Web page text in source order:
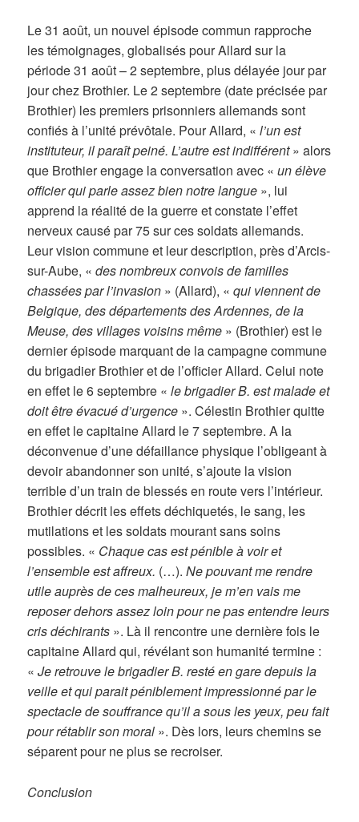
Le 31 août, un nouvel épisode commun rapproche
les témoignages, globalisés pour Allard sur la
période 31 août – 2 septembre, plus délayée jour par
jour chez Brothier. Le 2 septembre (date précisée par
Brothier) les premiers prisonniers allemands sont
confiés à l’unité prévôtale. Pour Allard, « l’un est
instituteur, il paraît peiné. L’autre est indifférent» alors
que Brothier engage la conversation avec «un élève
officier qui parle assez bien notre langue », lui
apprend la réalité de la guerre et constate l’effet
nerveux causé par 75 sur ces soldats allemands.
Leur vision commune et leur description, près d’Arcis-
sur-Aube, «des nombreux convois de familles
chassées par l’invasion » (Allard), «qui viennent de
Belgique, des départements des Ardennes, de la
Meuse, des villages voisins même » (Brothier) est le
dernier épisode marquant de la campagne commune
du brigadier Brothier et de l’officier Allard. Celui note
en effet le 6 septembre «le brigadier B. est malade et
doit être évacué d’urgence ». Célestin Brothier quitte
en effet le capitaine Allard le 7 septembre. A la
déconvenue d’une défaillance physique l’obligeant à
devoir abandonner son unité, s’ajoute la vision
terrible d’un train de blessés en route vers l’intérieur.
Brothier décrit les effets déchiquetés, le sang, les
mutilations et les soldats mourant sans soins
possibles. « Chaque cas est pénible à voir et
l’ensemble est affreux. (…).Ne pouvant me rendre
utile auprès de ces malheureux, je m’en vais me
reposer dehors assez loin pour ne pas entendre leurs
cris déchirants ». Là il rencontre une dernière fois le
capitaine Allard qui, révélant son humanité termine :
«Je retrouve le brigadier B. resté en gare depuis la
veille et qui parait péniblement impressionné par le
spectacle de souffrance qu’il a sous les yeux, peu fait
pour rétablir son moral ». Dès lors, leurs chemins se
séparent pour ne plus se recroiser.
Conclusion